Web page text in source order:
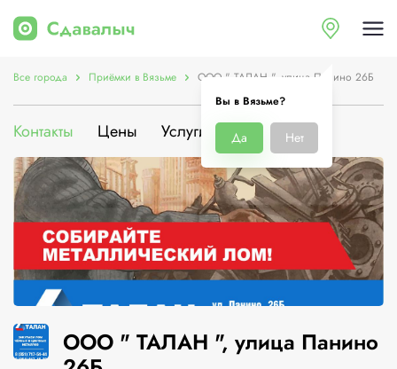
Вы в Вязьме?
Да Нет
Все города Приёмки в Вязьме ООО " ТАЛАН ", улица Панино 26Б
Контакты Цены Услуги О компании
ООО " ТАЛАН ", улица Панино